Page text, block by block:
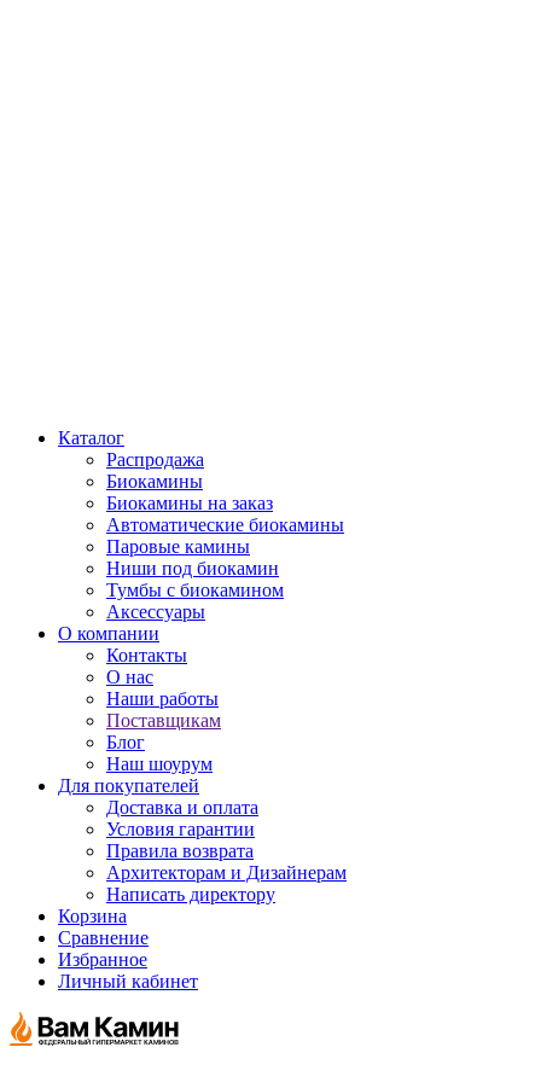
Каталог
Распродажа
Биокамины
Биокамины на заказ
Автоматические биокамины
Паровые камины
Ниши под биокамин
Тумбы с биокамином
Аксессуары
О компании
Контакты
О нас
Наши работы
Поставщикам
Блог
Наш шоурум
Для покупателей
Доставка и оплата
Условия гарантии
Правила возврата
Архитекторам и Дизайнерам
Написать директору
Корзина
Сравнение
Избранное
Личный кабинет